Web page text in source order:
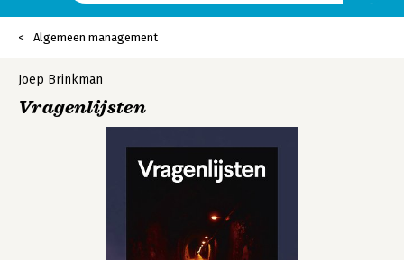
Algemeen management
Joep Brinkman
Vragenlijsten